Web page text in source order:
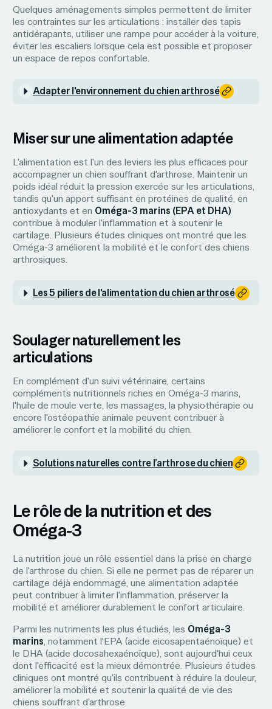
Quelques aménagements simples permettent de limiter
les contraintes sur les articulations : installer des tapis
antidérapants, utiliser une rampe pour accéder à la voiture,
éviter les escaliers lorsque cela est possible et proposer
un espace de repos confortable.
Adapter l'environnement du chien arthrosé
Miser sur une alimentation adaptée
L'alimentation est l'un des leviers les plus efficaces pour
accompagner un chien souffrant d'arthrose. Maintenir un
poids idéal réduit la pression exercée sur les articulations,
tandis qu'un apport suffisant en protéines de qualité, en
antioxydants et en Oméga-3 marins (EPA et DHA)
contribue à moduler l'inflammation et à soutenir le
cartilage. Plusieurs études cliniques ont montré que les
Oméga-3 améliorent la mobilité et le confort des chiens
arthrosiques.
Les 5 piliers de l'alimentation du chien arthrosé
Soulager naturellement les
articulations
En complément d'un suivi vétérinaire, certains
compléments nutritionnels riches en Oméga-3 marins,
l'huile de moule verte, les massages, la physiothérapie ou
encore l'ostéopathie animale peuvent contribuer à
améliorer le confort et la mobilité du chien.
Solutions naturelles contre l’arthrose du chien
Le rôle de la nutrition et des
Oméga-3
La nutrition joue un rôle essentiel dans la prise en charge
de l'arthrose du chien. Si elle ne permet pas de réparer un
cartilage déjà endommagé, une alimentation adaptée
peut contribuer à limiter l'inflammation, préserver la
mobilité et améliorer durablement le confort articulaire.
Parmi les nutriments les plus étudiés, les Oméga-3
marins, notamment l'EPA (acide eicosapentaénoïque) et
le DHA (acide docosahexaénoïque), sont aujourd'hui ceux
dont l'efficacité est la mieux démontrée. Plusieurs études
cliniques ont montré qu'ils contribuent à réduire la douleur,
améliorer la mobilité et soutenir la qualité de vie des
chiens souffrant d'arthrose.